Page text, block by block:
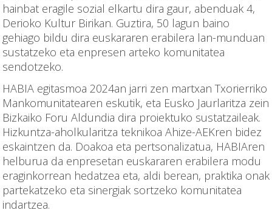
hainbat eragile sozial elkartu dira gaur, abenduak 4,
Derioko Kultur Birikan. Guztira, 50 lagun baino
gehiago bildu dira euskararen erabilera lan-munduan
sustatzeko eta enpresen arteko komunitatea
sendotzeko.
HABIA egitasmoa 2024an jarri zen martxan Txorierriko
Mankomunitatearen eskutik, eta Eusko Jaurlaritza zein
Bizkaiko Foru Aldundia dira proiektuko sustatzaileak.
Hizkuntza-aholkularitza teknikoa Ahize-AEKren bidez
eskaintzen da. Doakoa eta pertsonalizatua, HABIAren
helburua da enpresetan euskararen erabilera modu
eraginkorrean hedatzea eta, aldi berean, praktika onak
partekatzeko eta sinergiak sortzeko komunitatea
indartzea.